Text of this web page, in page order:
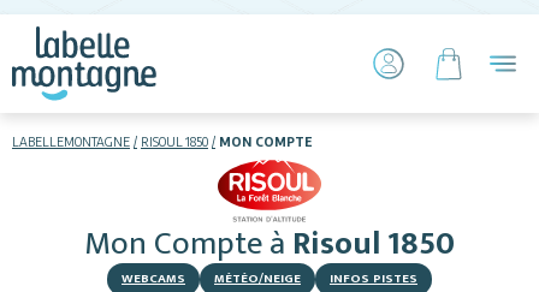
LABELLEMONTAGNE RISOUL 1850 MON COMPTE
Mon Compteà Risoul 1850
WEBCAMS MÉTÉO/NEIGE INFOS PISTES